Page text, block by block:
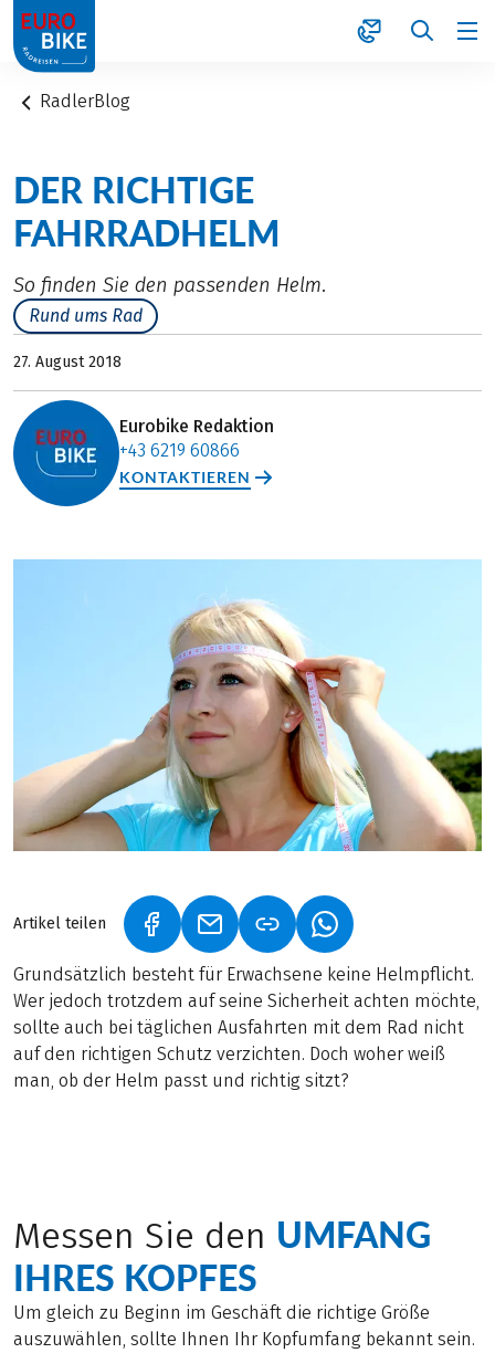
1
RadlerBlog
DER RICHTIGE
FAHRRADHELM
So finden Sie den passenden Helm.
Rund ums Rad
27. August 2018
Eurobike Redaktion
+43 6219 60866
KONTAKTIEREN
Artikel teilen (LINK ÖFFNET IN NEUEM TAB)
(LINK ÖFFNET IN NEUEM TAB)
(LINK ÖFFNET IN
Grundsätzlich besteht für Erwachsene keine Helmpflicht.
Wer jedoch trotzdem auf seine Sicherheit achten möchte,
sollte auch bei täglichen Ausfahrten mit dem Rad nicht
auf den richtigen Schutz verzichten. Doch woher weiß
man, ob der Helm passt und richtig sitzt?
Messen Sie den UMFANG
IHRES KOPFES
Um gleich zu Beginn im Geschäft die richtige Größe
auszuwählen, sollte Ihnen Ihr Kopfumfang bekannt sein.